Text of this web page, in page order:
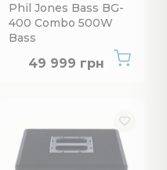
Phil Jones Bass BG-
400 Combo 500W
Bass
49 999 грнНет в наличии